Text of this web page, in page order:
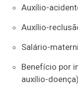
Auxílio-
Auxílio-
Salário-
Benefício por
auxílio-